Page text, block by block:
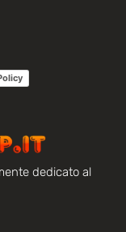
dedicato al